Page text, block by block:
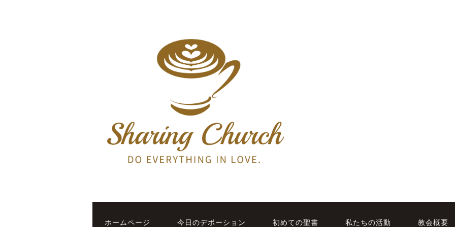
ホームページ 今日のデボーション 初めての聖書 私たちの活動 教会概要